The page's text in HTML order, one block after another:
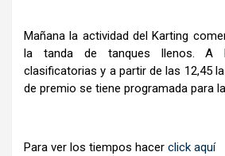
Mañana la actividad del Karting
la tanda de tanques llenos. A
clasificatorias y a partir de las 12,45
de premio se tiene programada para
Para ver los tiempos hacer click aquí